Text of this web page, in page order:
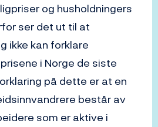
og husholdningers
ser det ut til at
ikke kan forklare
i Norge de siste
på dette er at en
består av
som er aktive i